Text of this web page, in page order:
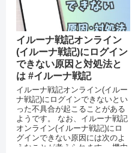
イルーナ戦記オンライン
(イルーナ戦記)にログイン
できない原因と対処法と
は #イルーナ戦記
イルーナ戦記オンライン(イルー
ナ戦記)にログインできないとい
った不具合が起こることがある
ようです。 なお、イルーナ戦記
オンライン(イルーナ戦記)にロ
グインできない原因には次のよ
うなことが考えられます。 機内